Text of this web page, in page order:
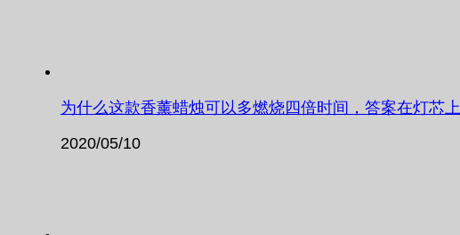
为什么这款香薰蜡烛可以多燃烧四倍时间，答案在灯芯上
2020/05/10